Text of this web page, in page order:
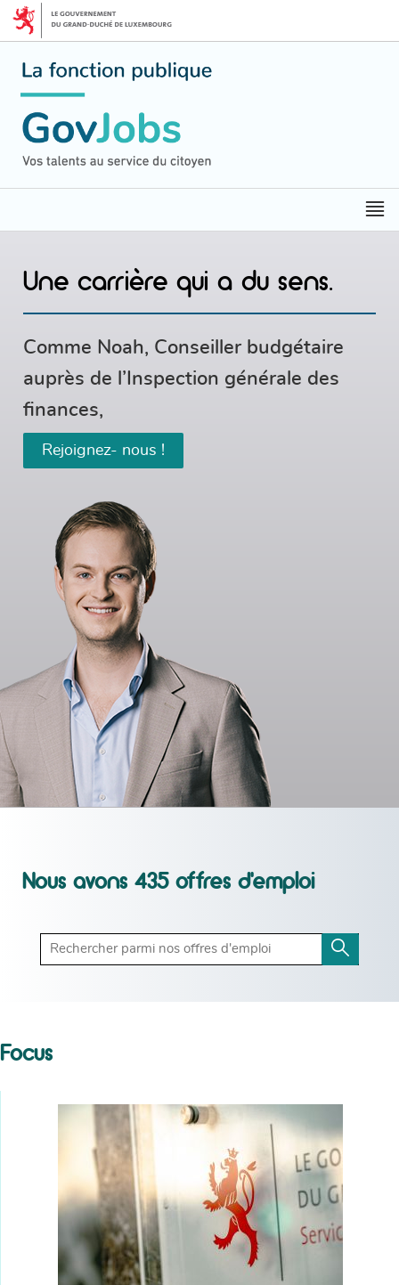
Aller
navigation
Aller
GovJobs
Luxembourg
Une carrière qui a du sens.
Comme Noah, Conseiller budgétaire
auprès de l’Inspection générale des
finances,
Rejoignez- nous !
Nous avons 435 offres d'emploi
Rechercher
parmi
Focus